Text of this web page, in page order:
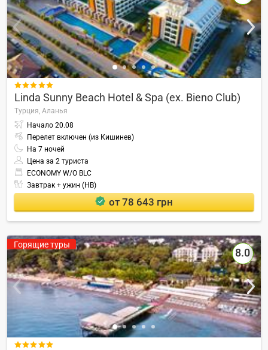

Linda Sunny Beach Hotel & Spa (ex. Bieno Club)
Турция, Аланья
Начало 20.08
Перелет включен (из Кишинев)
На 7 ночей
Цена за 2 туриста
ECONOMY W/O BLC
Завтрак + ужин (HB)
от 78 643 грн
Горящие туры
8.0
